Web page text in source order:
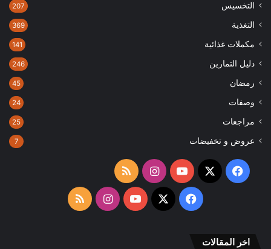
التخسيس 207
التغذية 369
مكملات غذائية 141
دليل التمارين 246
رمضان 45
وصفات 24
مراجعات 25
عروض و تخفيضات 7
فيسبوك
‫X
‫YouTubeانستقرامملخص
الموقع
فيسبوك
‫X
‫YouTubeانستقرامملخص
اخر المقالات